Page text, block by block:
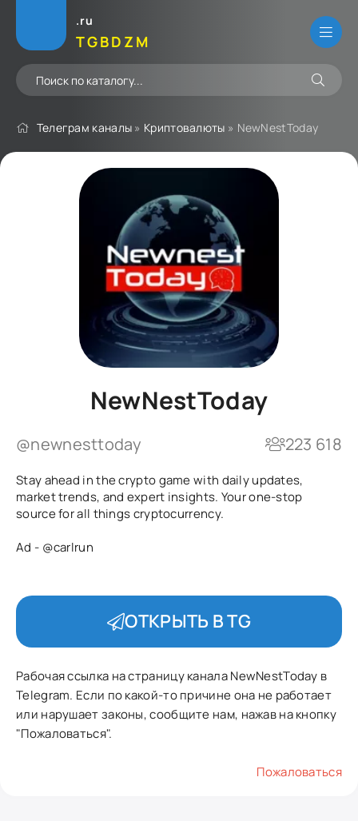
.ru
TGBDZM
Телеграм каналы » Криптовалюты » NewNestToday
NewNestToday
@newnesttoday 223 618
Stay ahead in the crypto game with daily updates,
market trends, and expert insights. Your one-stop
source for all things cryptocurrency.
Ad - @carlrun
ОТКРЫТЬ В TG
Рабочая ссылка на страницу канала NewNestToday в
Telegram. Если по какой-то причине она не работает
или нарушает законы, сообщите нам, нажав на кнопку
"Пожаловаться".
Пожаловаться